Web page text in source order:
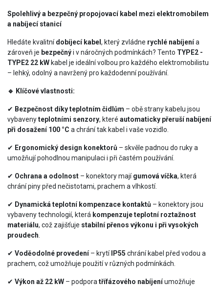
Spolehlivý a bezpečný propojovací kabel mezi elektromobilem
a nabíjecí stanicí
Hledáte kvalitnídobíjecí kabel , který zvládne rychlé nabíjenía
zároveň je bezpečnýi v náročných podmínkách? Tento TYPE2 -
TYPE2 22 kW kabel je ideální volbou pro každého elektromobilistu
– lehký, odolný a navržený pro každodenní používání.
🔹 Klíčové vlastnosti:
✔ Bezpečnost díky teplotním čidlům – obě strany kabelu jsou
vybavenyteplotními senzory, které automaticky přeruší nabíjení
při dosažení 100 °C a chrání tak kabel i vaše vozidlo.
✔ Ergonomický design konektorů – skvěle padnou do ruky a
umožňují pohodlnou manipulaci i při častém používání.
✔ Ochrana a odolnost – konektory majígumová víčka, která
chrání piny před nečistotami, prachem a vlhkostí.
✔ Dynamická teplotní kompenzace kontaktů – konektory jsou
vybaveny technologií, která kompenzuje teplotní roztažnost
materiálu, což zajišťuje stabilní přenos výkonu i při vysokých
proudech
✔ Voděodolné provedení– krytí IP55 chrání kabel před vodou a
prachem, což umožňuje použití v různých podmínkách.
✔ Výkon až 22 kW – podpora třífázového nabíjeníumožňuje